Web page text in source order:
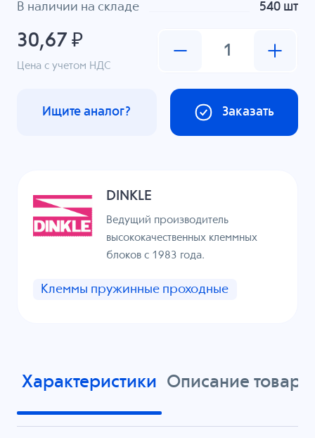
В наличии на складе 540 шт
30,67 ₽
Цена с учетом НДС
Заказать
Ищите аналог?
DINKLE
Ведущий производитель
высококачественных клеммных
блоков с 1983 года.
Клеммы пружинные проходные
Характеристики Описание товара